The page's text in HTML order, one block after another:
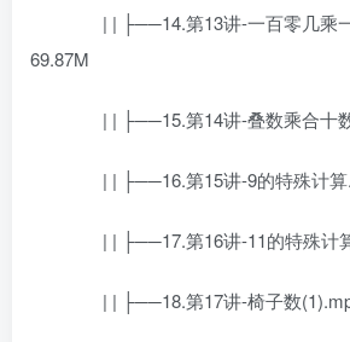
| | ├──14.第13讲-一百零几乘
69.87M
| | ├──15.第14讲-叠数乘合十
| | ├──16.第15讲-9的特殊计算
| | ├──17.第16讲-11的特殊计
| | ├──18.第17讲-椅子数